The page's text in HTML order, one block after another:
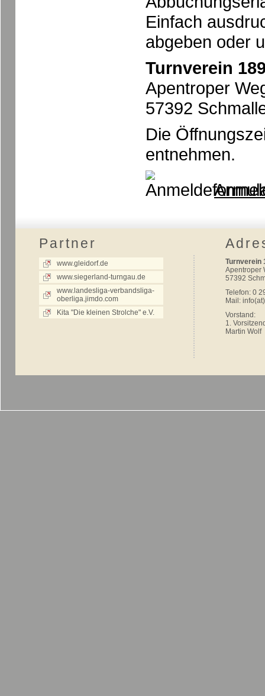
Einfach
abgeben oder
Turnverein
Apentroper
57392
Die
entnehmen.
Partner
www.gleidorf.de
www.siegerland-turngau.de
www.landesliga-verbandsliga-
oberliga.jimdo.com
Kita "Die kleinen Strolche" e.V.
Turnverein
Apentroper
57392
Telefon: 0
Mail:
Vorstand:
1.
Martin Wolf